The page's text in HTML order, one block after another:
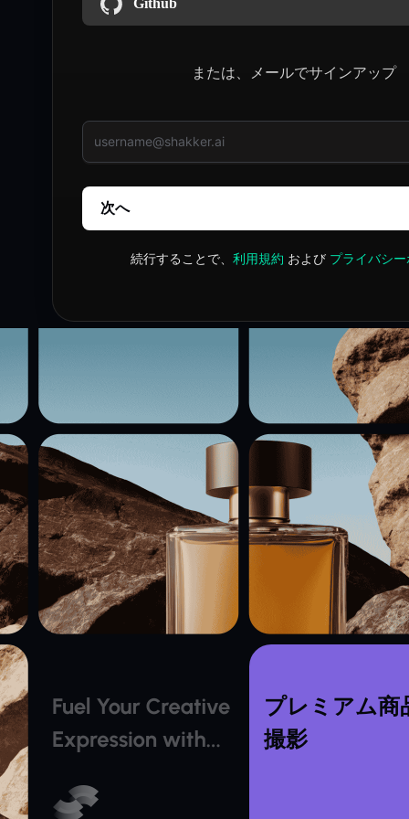
または、メールでサインアップ
次へ
続行することで、 利用規約 および プライバシ
プレミアム商
撮影